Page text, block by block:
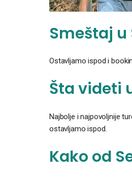
Smeštaj u
Ostavljamo ispod i
Šta videti
Najbolje i najpovoljnije
ostavljamo ispod.
Kako od